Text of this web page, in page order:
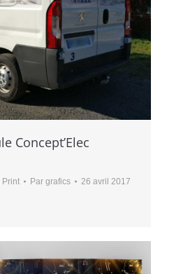
Concept’Elec
Print Pargrafics 26 avril 2017